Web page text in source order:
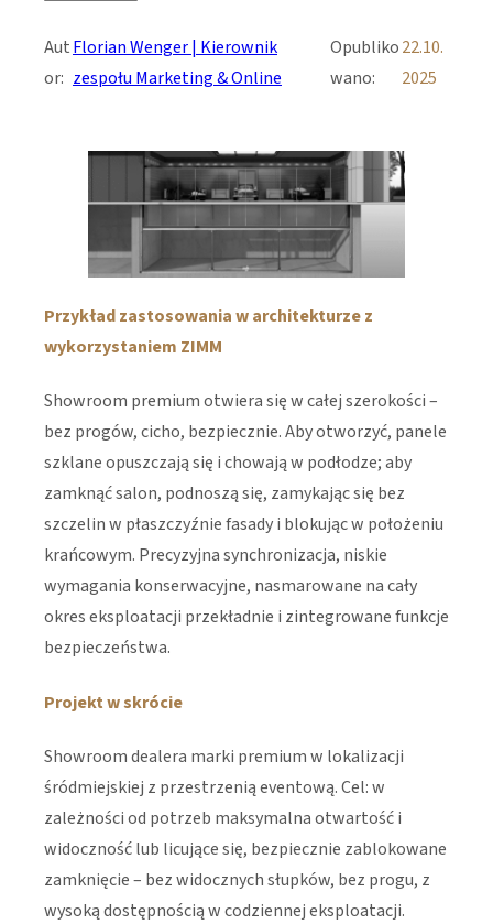
Aut
or:
Florian Wenger | Kierownik
zespołu Marketing & Online
Opubliko
wano:
22.10.
2025
Przykład zastosowania w architekturze z
wykorzystaniem ZIMM
Showroom premium otwiera się w całej szerokości –
bez progów, cicho, bezpiecznie. Aby otworzyć, panele
szklane opuszczają się i chowają w podłodze; aby
zamknąć salon, podnoszą się, zamykając się bez
szczelin w płaszczyźnie fasady i blokując w położeniu
krańcowym. Precyzyjna synchronizacja, niskie
wymagania konserwacyjne, nasmarowane na cały
okres eksploatacji przekładnie i zintegrowane funkcje
bezpieczeństwa.
Projekt w skrócie
Showroom dealera marki premium w lokalizacji
śródmiejskiej z przestrzenią eventową. Cel: w
zależności od potrzeb maksymalna otwartość i
widoczność lub licujące się, bezpiecznie zablokowane
zamknięcie – bez widocznych słupków, bez progu, z
wysoką dostępnością w codziennej eksploatacji.